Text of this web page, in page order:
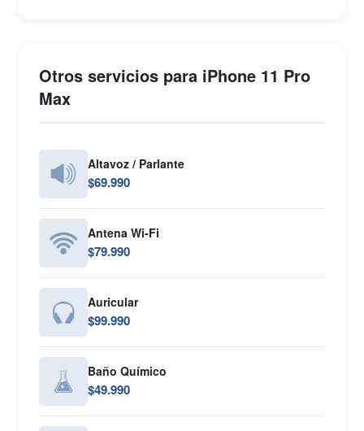
Otros servicios para iPhone 11 Pro
Max
Altavoz / Parlante
$69.990
Antena Wi-Fi
$79.990
Auricular
$99.990
Baño Químico
$49.990